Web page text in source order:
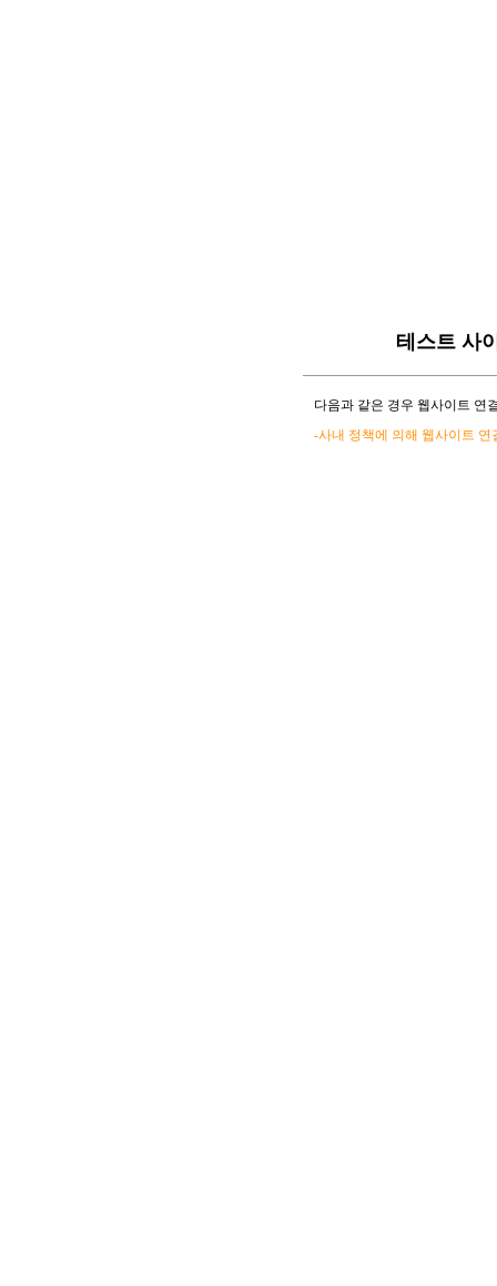
테스트 사
다음과 같은 경우 웹사이트 연
-사내 정책에 의해 웹사이트